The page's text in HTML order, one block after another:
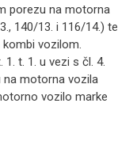
porezu na motorna
140/13. i 116/14.) te
vozilom.
t. 1. u vezi s čl. 4.
na motorna vozila
vozilo marke